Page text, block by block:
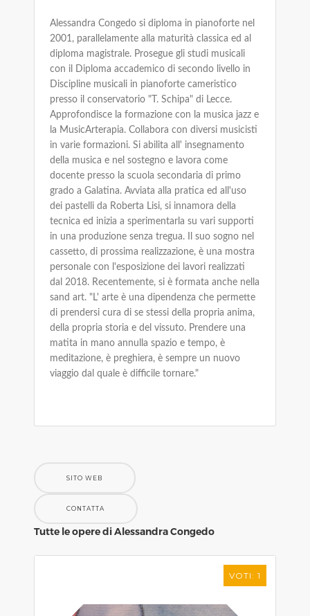
Alessandra Congedo si diploma in pianoforte nel
2001, parallelamente alla maturità classica ed al
diploma magistrale. Prosegue gli studi musicali
con il Diploma accademico di secondo livello in
Discipline musicali in pianoforte cameristico
presso il conservatorio "T. Schipa" di Lecce.
Approfondisce la formazione con la musica jazz e
la MusicArterapia. Collabora con diversi musicisti
in varie formazioni. Si abilita all' insegnamento
della musica e nel sostegno e lavora come
docente presso la scuola secondaria di primo
grado a Galatina. Avviata alla pratica ed all'uso
dei pastelli da Roberta Lisi, si innamora della
tecnica ed inizia a sperimentarla su vari supporti
in una produzione senza tregua. Il suo sogno nel
cassetto, di prossima realizzazione, è una mostra
personale con l'esposizione dei lavori realizzati
dal 2018. Recentemente, si è formata anche nella
sand art. "L' arte è una dipendenza che permette
di prendersi cura di se stessi della propria anima,
della propria storia e del vissuto. Prendere una
matita in mano annulla spazio e tempo, è
meditazione, è preghiera, è sempre un nuovo
viaggio dal quale è difficile tornare."
SITO WEB
CONTATTA
Tutte le opere di Alessandra Congedo
VOTI: 1